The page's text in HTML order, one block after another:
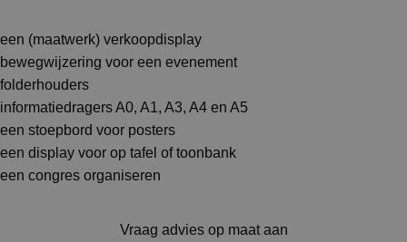
een (maatwerk) verkoopdisplay
bewegwijzering voor een evenement
folderhouders
informatiedragers A0, A1, A3, A4 en A5
een stoepbord voor posters
een display voor op tafel of toonbank
een congres organiseren
Vraag advies op maat aan